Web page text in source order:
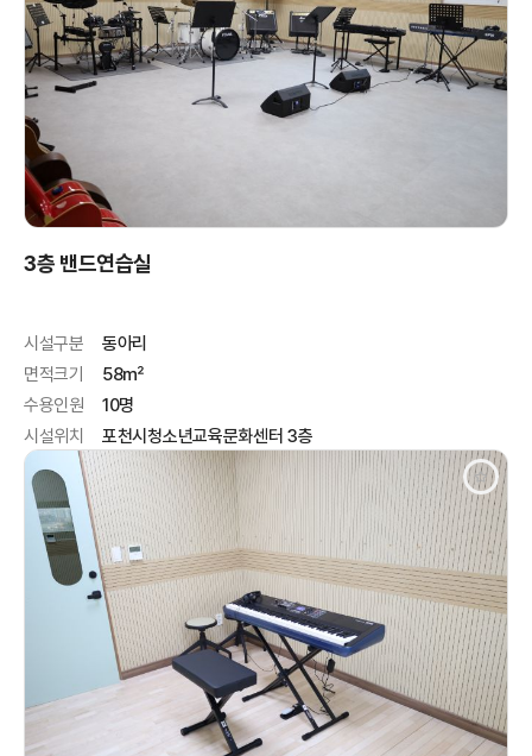
3층 밴드연습실
시설구분
동아리
면적크기
58㎡
수용인원
10명
시설위치
포천시청소년교육문화센터 3층